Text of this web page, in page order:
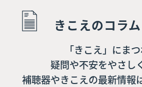
きこえのコラム
「きこえ」にま
疑問や不安をやさし
補聴器やきこえの最新情報